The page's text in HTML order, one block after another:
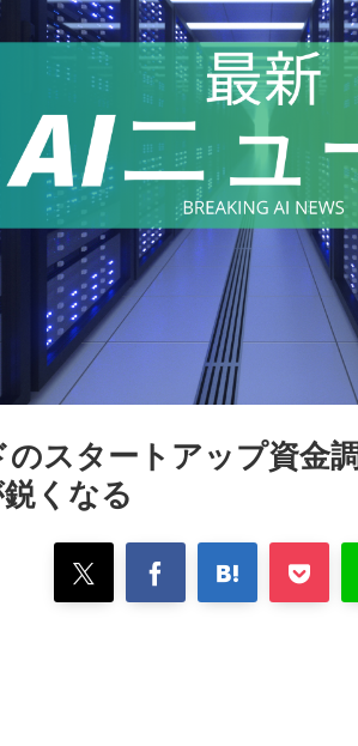
のスタートアップ資金
くなる